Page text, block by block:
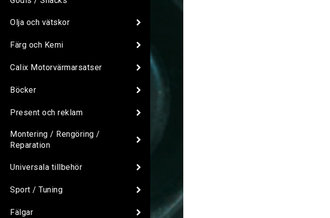
Olja och vätskor
Färg och Kemi
Calix Motorvärmarsatser
Böcker
Present och reklam
Montering / Rengöring /
Reparation
Universala tillbehör
Sport / Tuning
Fälgar